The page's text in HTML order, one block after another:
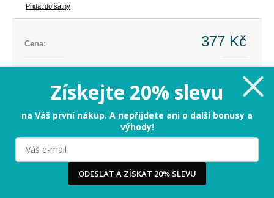
Přidat do šatny
Cena: 377 Kč
-522 Kč (-58%)
PŘIDAT DO KOŠÍKU
Tabulka velikostí
Milujeme cookies!
Používáme cookies, abychom vám nabídli ten nejlepší
zážitek na našem webu a obsah, který vás opravdu
Získejte 20% slevu
na Váš první nákup. A nepřijdete ani o další bonusy a
výhody!
ODESLAT A ZÍSKAT 20% SLEVU